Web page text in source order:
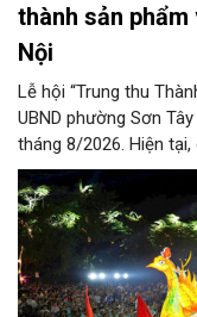
thành sản
Nội
Lễ hội “Trung thu
UBND phường Sơn
tháng 8/2026. Hiện
chính quyền phường
vị và 25 tổ dân phố
sẵn sàng mang đến
thu quy mô, đặc sắc